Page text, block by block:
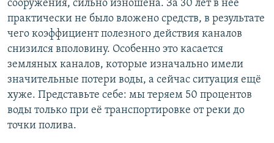
сооружения, сильно изношена. За 30 лет в неё
практически не было вложено средств, в результате
чего коэффициент полезного действия каналов
снизился вполовину. Особенно это касается
земляных каналов, которые изначально имели
значительные потери воды, а сейчас ситуация ещё
хуже. Представьте себе: мы теряем 50 процентов
воды только при её транспортировке от реки до
точки полива.